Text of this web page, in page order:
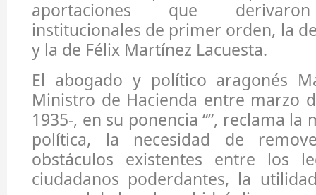
aportaciones que derivaron
institucionales de primer orden, la
y la de Félix Martínez Lacuesta.
El abogado y político aragonés
Ministro de Hacienda entre marzo
1935-, en su ponencia “”, reclama la
política, la necesidad de
obstáculos existentes entre los
ciudadanos poderdantes, la